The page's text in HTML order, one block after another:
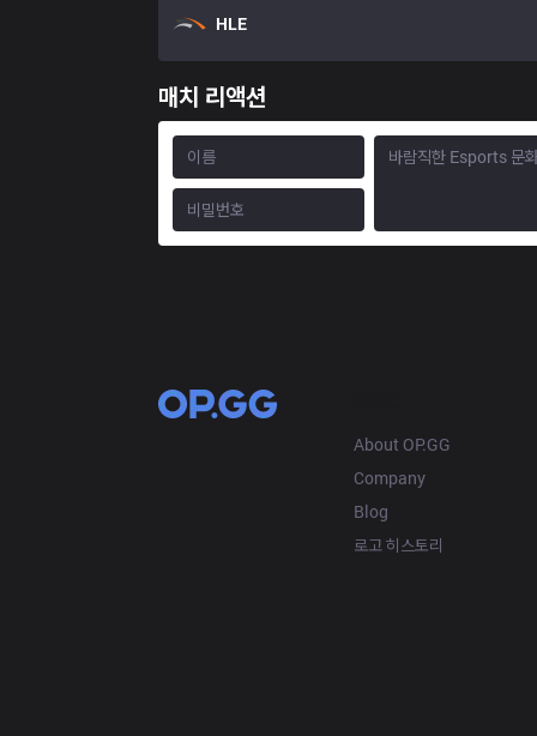
HLE
매치 리액션
About OP.GG
Company
Blog
로고 히스토리